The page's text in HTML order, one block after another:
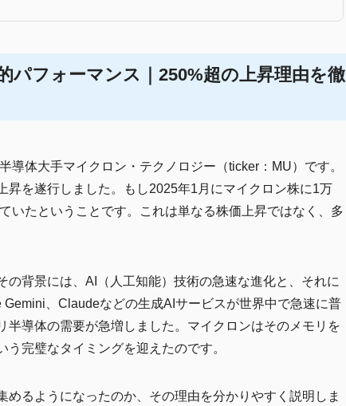
パフォーマンス｜250%超の上昇理由を徹
体大手マイクロン・テクノロジー（ticker：MU）です。
を遂行しました。もし2025年1月にマイクロン株に1万
いたということです。これは単なる株価上昇ではなく、多
背景には、AI（人工知能）技術の急速な進化と、それに
、Claudeなどの生成AIサービスが世界中で急速に普
導体の需要が急増しました。マイクロンはそのメモリを
完璧なタイミングを迎えたのです。
るようになったのか、その理由を分かりやすく説明しま